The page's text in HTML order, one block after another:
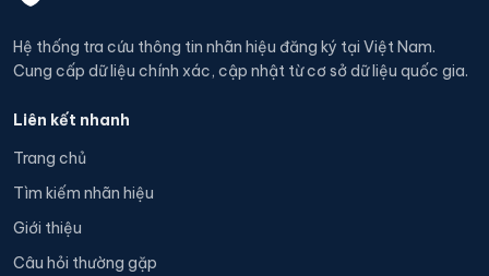
Hệ thống tra cứu thông tin nhãn hiệu đăng ký tại Việt Nam.
Cung cấp dữ liệu chính xác, cập nhật từ cơ sở dữ liệu quốc gia.
Liên kết nhanh
Trang chủ
Tìm kiếm nhãn hiệu
Giới thiệu
Câu hỏi thường gặp